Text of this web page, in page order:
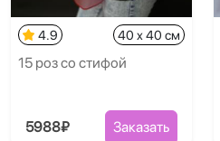
4.9 40 x 40 см
15 роз со стифой
5988₽ Заказать